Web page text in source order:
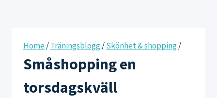
Home/Träningsblogg/Skönhet & shopping/
Småshopping en
torsdagskväll